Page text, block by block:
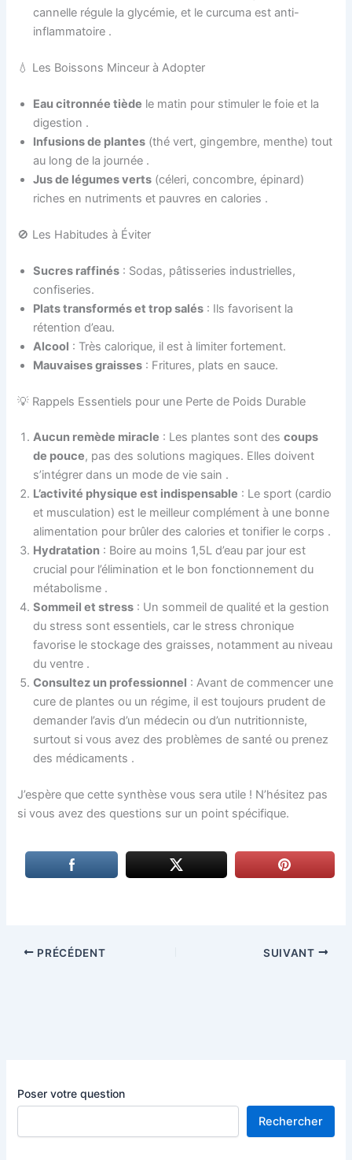
Poser votre question
Rechercher
cannelle régule la glycémie, et le curcuma est anti-
inflammatoire .
💧 Les Boissons Minceur à Adopter
Eau citronnée tiède le matin pour stimuler le foie et la
digestion .
Infusions de plantes (thé vert, gingembre, menthe) tout
au long de la journée .
Jus de légumes verts (céleri, concombre, épinard)
riches en nutriments et pauvres en calories .
🚫 Les Habitudes à Éviter
Sucres raffinés : Sodas, pâtisseries industrielles,
confiseries.
Plats transformés et trop salés : Ils favorisent la
rétention d’eau.
Alcool : Très calorique, il est à limiter fortement.
Mauvaises graisses : Fritures, plats en sauce.
💡 Rappels Essentiels pour une Perte de Poids Durable
Aucun remède miracle : Les plantes sont descoups
de pouce, pas des solutions magiques. Elles doivent
s’intégrer dans un mode de vie sain .
L’activité physique est indispensable : Le sport (cardio
et musculation) est le meilleur complément à une bonne
alimentation pour brûler des calories et tonifier le corps .
Hydratation : Boire au moins 1,5L d’eau par jour est
crucial pour l’élimination et le bon fonctionnement du
métabolisme .
Sommeil et stress : Un sommeil de qualité et la gestion
du stress sont essentiels, car le stress chronique
favorise le stockage des graisses, notamment au niveau
du ventre .
Consultez un professionnel : Avant de commencer une
cure de plantes ou un régime, il est toujours prudent de
demander l’avis d’un médecin ou d’un nutritionniste,
surtout si vous avez des problèmes de santé ou prenez
des médicaments .
J’espère que cette synthèse vous sera utile ! N’hésitez pas
si vous avez des questions sur un point spécifique.
PRÉCÉDENT SUIVANT